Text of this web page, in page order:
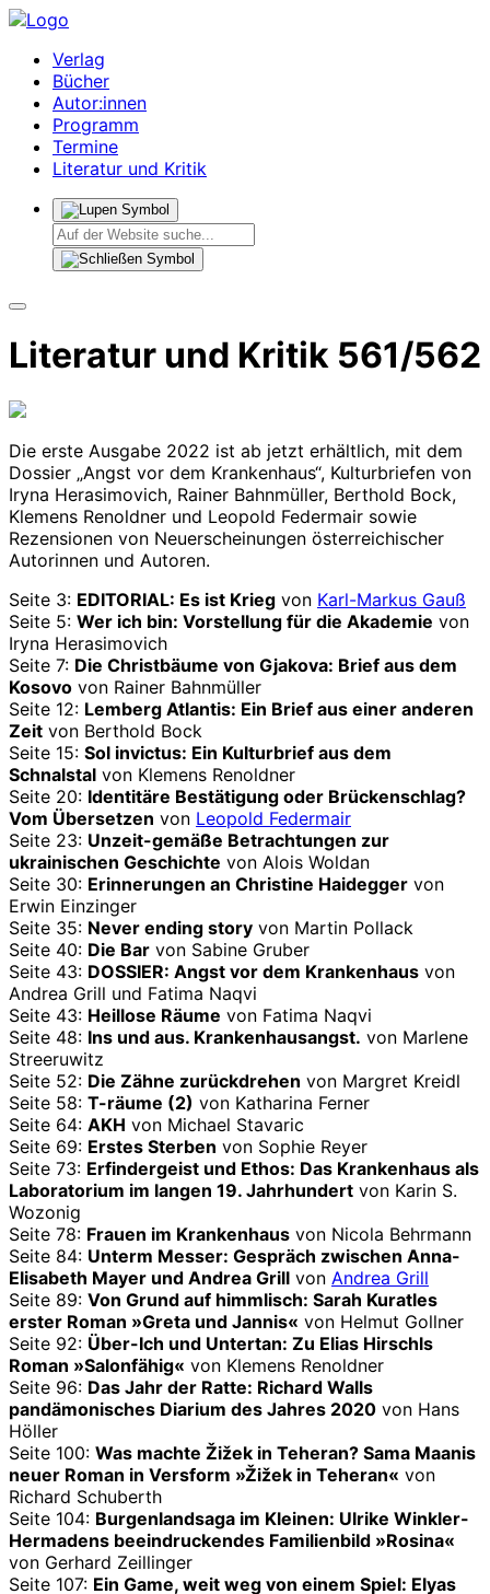
Verlag
Bücher
Autor:innen
Programm
Termine
Literatur und Kritik
Literatur und Kritik 561/562
Die erste Ausgabe 2022 ist ab jetzt erhältlich, mit dem
Dossier „Angst vor dem Krankenhaus“, Kulturbriefen von
Iryna Herasimovich, Rainer Bahnmüller, Berthold Bock,
Klemens Renoldner und Leopold Federmair sowie
Rezensionen von Neuerscheinungen österreichischer
Autorinnen und Autoren.
Seite 3: EDITORIAL: Es ist Krieg von Karl-Markus Gauß
Seite 5: Wer ich bin: Vorstellung für die Akademie von
Iryna Herasimovich
Seite 7: Die Christbäume von Gjakova: Brief aus dem
Kosovo von Rainer Bahnmüller
Seite 12: Lemberg Atlantis: Ein Brief aus einer anderen
Zeit von Berthold Bock
Seite 15: Sol invictus: Ein Kulturbrief aus dem
Schnalstal von Klemens Renoldner
Seite 20: Identitäre Bestätigung oder Brückenschlag?
Vom Übersetzen von Leopold Federmair
Seite 23: Unzeit-gemäße Betrachtungen zur
ukrainischen Geschichte von Alois Woldan
Seite 30: Erinnerungen an Christine Haidegger von
Erwin Einzinger
Seite 35: Never ending story von Martin Pollack
Seite 40: Die Bar von Sabine Gruber
Seite 43: DOSSIER: Angst vor dem Krankenhaus von
Andrea Grill und Fatima Naqvi
Seite 43: Heillose Räume von Fatima Naqvi
Seite 48: Ins und aus. Krankenhausangst. von Marlene
Streeruwitz
Seite 52: Die Zähne zurückdrehen von Margret Kreidl
Seite 58: T-räume (2) von Katharina Ferner
Seite 64: AKH von Michael Stavaric
Seite 69: Erstes Sterben von Sophie Reyer
Seite 73: Erfindergeist und Ethos: Das Krankenhaus als
Laboratorium im langen 19. Jahrhundert von Karin S.
Wozonig
Seite 78: Frauen im Krankenhaus von Nicola Behrmann
Seite 84: Unterm Messer: Gespräch zwischen Anna-
Elisabeth Mayer und Andrea Grill von Andrea Grill
Seite 89: Von Grund auf himmlisch: Sarah Kuratles
erster Roman »Greta und Jannis« von Helmut Gollner
Seite 92: Über-Ich und Untertan: Zu Elias Hirschls
Roman »Salonfähig« von Klemens Renoldner
Seite 96: Das Jahr der Ratte: Richard Walls
pandämonisches Diarium des Jahres 2020 von Hans
Höller
Seite 100: Was machte Žižek in Teheran? Sama Maanis
neuer Roman in Versform »Žižek in Teheran« von
Richard Schuberth
Seite 104: Burgenlandsaga im Kleinen: Ulrike Winkler-
Hermadens beeindruckendes Familienbild »Rosina«
von Gerhard Zeillinger
Seite 107: Ein Game, weit weg von einem Spiel: Elyas